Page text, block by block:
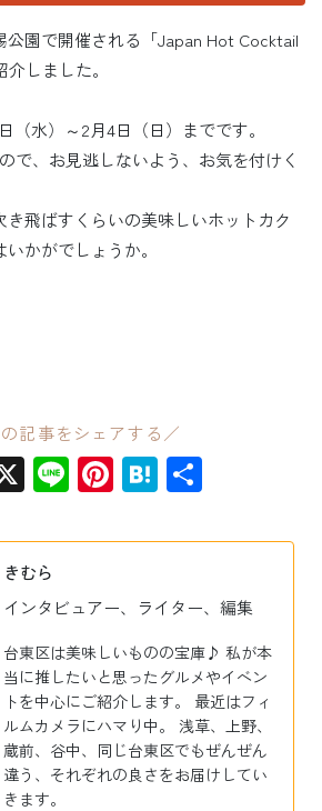
公園で開催される「Japan Hot Cocktail
しました。
（水）～2月4日（日）までです。
で、お見逃しないよう、お気を付けく
飛ばすくらいの美味しいホットカク
かがでしょうか。
記事をシェアする／
X LinePinterest
Hatena
きむら
インタビュアー、ライター、編集
台東区は美味しいものの宝庫♪ 私が本
当に推したいと思ったグルメやイベン
トを中心にご紹介します。 最近はフィ
ルムカメラにハマり中。 浅草、上野、
蔵前、谷中、同じ台東区でもぜんぜん
違う、それぞれの良さをお届けしてい
きます。